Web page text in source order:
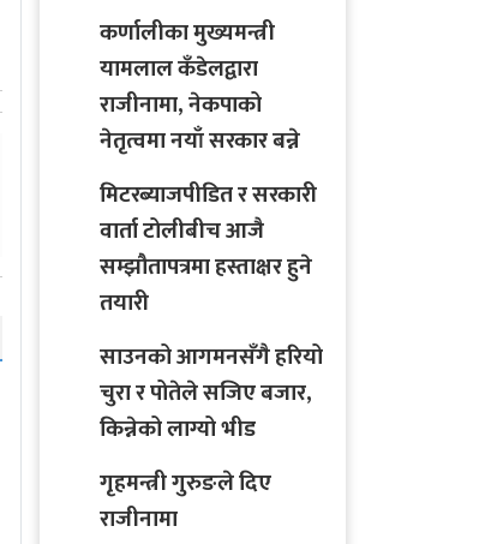
कर्णालीका मुख्यमन्त्री
यामलाल कँडेलद्वारा
राजीनामा, नेकपाको
नेतृत्वमा नयाँ सरकार बन्ने
मिटरब्याजपीडित र सरकारी
वार्ता टोलीबीच आजै
सम्झौतापत्रमा हस्ताक्षर हुने
तयारी
साउनको आगमनसँगै हरियो
चुरा र पोतेले सजिए बजार,
किन्नेको लाग्यो भीड
गृहमन्त्री गुरुङले दिए
राजीनामा